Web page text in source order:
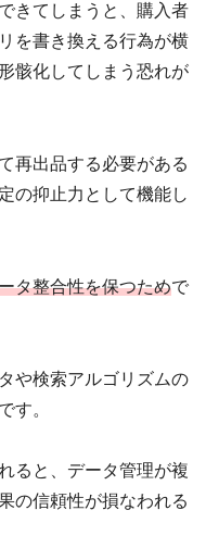
きてしまうと、購入者
を書き換える行為が横
骸化してしまう恐れが
再出品する必要がある
の抑止力として機能し
タ整合性を保つためで
や検索アルゴリズムの
す。
ると、データ管理が複
の信頼性が損なわれる